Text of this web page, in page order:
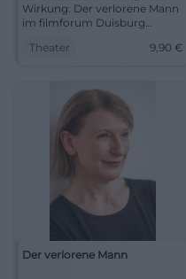
Wirkung: Der verlorene Mann
im filmforum Duisburg
Schauspielkunst und feiner
#Theater #Duisburg
Theater 9,90 €
Der verlorene Mann